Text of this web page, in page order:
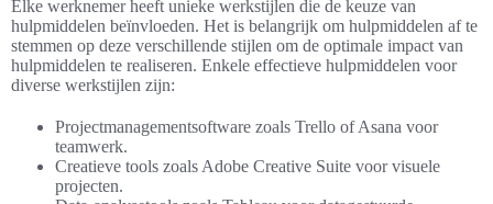
Elke werknemer heeft unieke werkstijlen die de keuze van
hulpmiddelen beïnvloeden. Het is belangrijk om hulpmiddelen af te
stemmen op deze verschillende stijlen om de optimale impact van
hulpmiddelen te realiseren. Enkele effectieve hulpmiddelen voor
diverse werkstijlen zijn:
Projectmanagementsoftware zoals Trello of Asana voor
teamwerk.
Creatieve tools zoals Adobe Creative Suite voor visuele
projecten.